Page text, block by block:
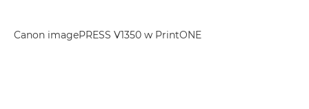
Canon imagePRESS V1350 w PrintONE